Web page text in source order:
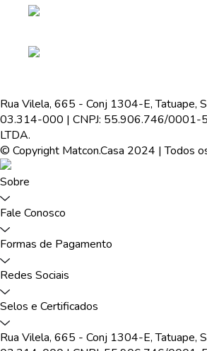
Rua Vilela, 665 - Conj 1304-E, Tatuape,
03.314-000 | CNPJ: 55.906.746/0001-
LTDA.
© Copyright Matcon.Casa 2024 | Todos
Sobre
Fale Conosco
Formas de Pagamento
Redes Sociais
Selos e Certificados
Rua Vilela, 665 - Conj 1304-E, Tatuape,